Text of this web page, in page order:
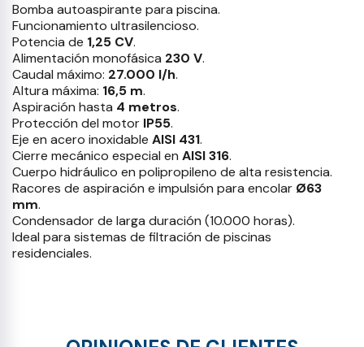
Bomba autoaspirante para piscina.
Funcionamiento ultrasilencioso.
Potencia de 1,25 CV.
Alimentación monofásica 230 V.
Caudal máximo: 27.000 l/h.
Altura máxima: 16,5 m.
Aspiración hasta 4 metros.
Protección del motor IP55.
Eje en acero inoxidable AISI 431.
Cierre mecánico especial en AISI 316.
Cuerpo hidráulico en polipropileno de alta resistencia.
Racores de aspiración e impulsión para encolar Ø63
mm.
Condensador de larga duración (10.000 horas).
Ideal para sistemas de filtración de piscinas
residenciales.